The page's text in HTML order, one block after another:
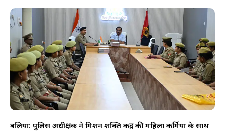
बलिया: पुलिस अधीक्षक ने मिशन शक्ति केंद्र की महिला कर्मियों के साथ